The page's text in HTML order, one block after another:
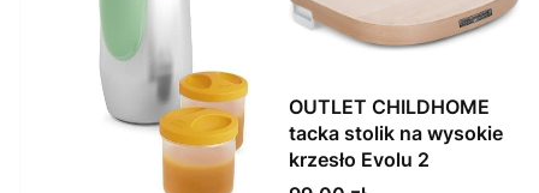
OUTLET CHILDHOME
tacka stolik na wysokie
krzesło Evolu 2